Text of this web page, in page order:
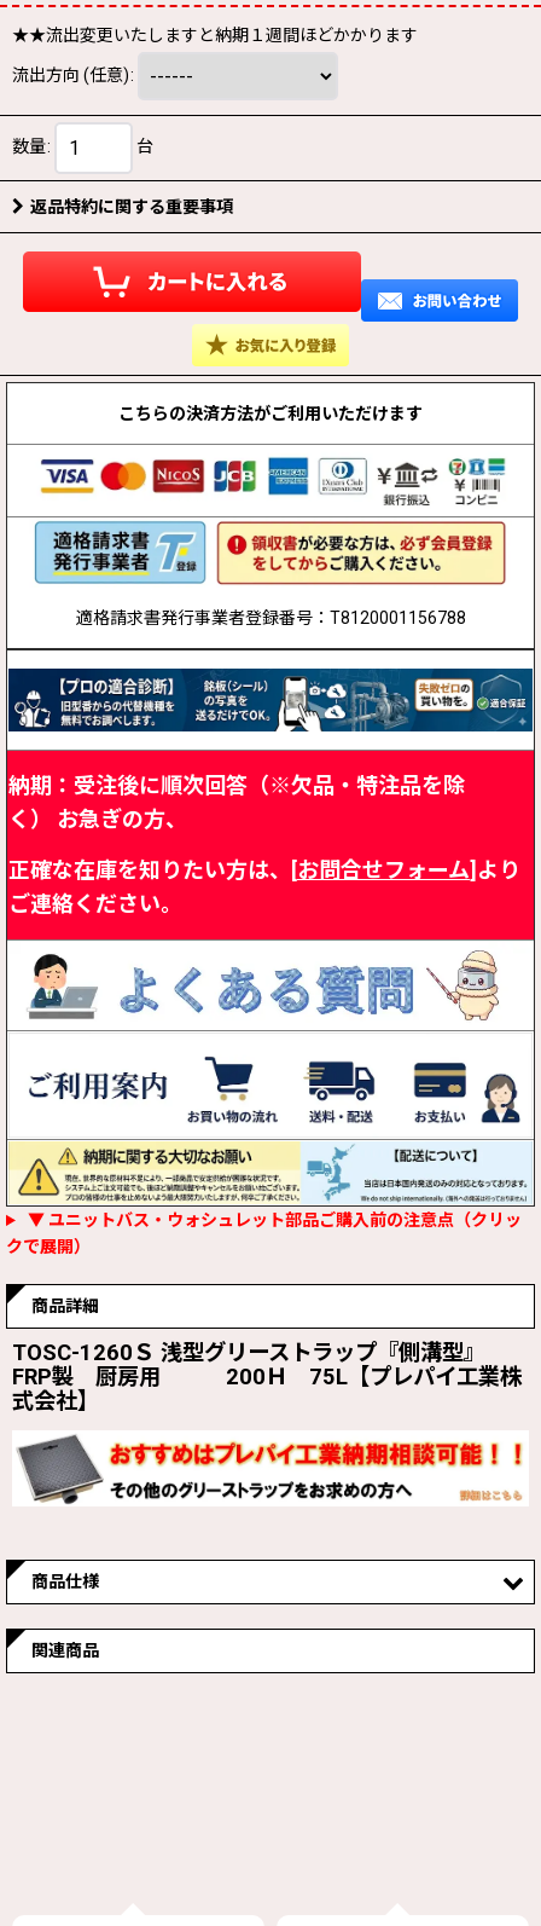
★★流出変更いたしますと納期１週間ほどかかります
流出方向 (任意):
数量: 台
返品特約に関する重要事項
こちらの決済方法がご利用いただけます
適格請求書発行事業者登録番号：T8120001156788
納期：受注後に順次回答（※欠品・特注品を除
く）
お急ぎの方、
正確な在庫を知りたい方は、[お問合せフォーム]より
ご連絡ください。
▼ ユニットバス・ウォシュレット部品ご購入前の注意点（クリッ
クで展開）
商品詳細
TOSC-1260Ｓ 浅型グリーストラップ『側溝型』
FRP製 厨房用 200Ｈ 75L【プレパイ工業株
式会社】
商品仕様
注意事項
関連商品